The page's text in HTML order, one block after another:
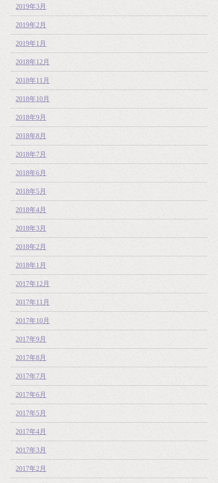
2019年3月
2019年2月
2019年1月
2018年12月
2018年11月
2018年10月
2018年9月
2018年8月
2018年7月
2018年6月
2018年5月
2018年4月
2018年3月
2018年2月
2018年1月
2017年12月
2017年11月
2017年10月
2017年9月
2017年8月
2017年7月
2017年6月
2017年5月
2017年4月
2017年3月
2017年2月